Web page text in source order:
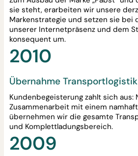
sie steht, erarbeiten wir unsere
Markenstrategie und setzen sie bei
unserer Internetpräsenz und dem
konsequent um.
2010
Übernahme Transportlogistik
Kundenbegeisterung zahlt sich aus:
Zusammenarbeit mit einem
übernehmen wir die gesamte
und Komplettladungsbereich.
2009